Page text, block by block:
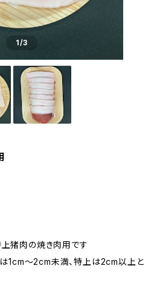
1/3
猪肉の焼き肉用です
1cm〜2cm未満、特上は2cm以上と